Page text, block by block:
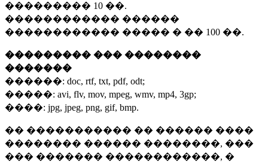
��������� 10 ��.
������������ ������
������������ ����� � �� 100 ��.
��������� ��� ��������
�������
������: doc, rtf, txt, pdf, odt;
�����: avi, flv, mov, mpeg, wmv, mp4, 3gp;
����: jpg, jpeg, png, gif, bmp.
�� ����������� �� ������ ����
�������� ������ ��������, ���
��� ������� ������������, �